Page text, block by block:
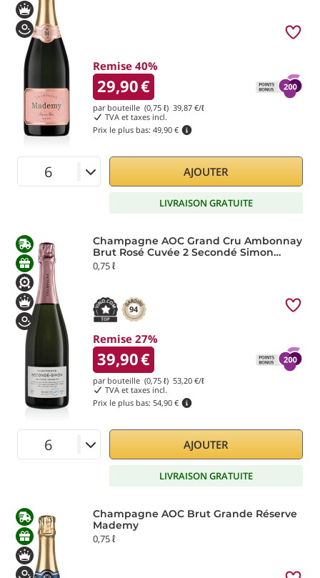
Remise 40%
29,90€
par bouteille (0,75 ℓ) 39,87 €/ℓ
TVA et taxes incl.
Prix le plus bas: 49,90 €
AJOUTER
LIVRAISON GRATUITE
Champagne AOC Grand Cru Ambonnay
Brut Rosé Cuvée 2 Secondé Simon
Laurier
0,75 ℓ
94
Remise 27%
39,90€
par bouteille (0,75 ℓ) 53,20 €/ℓ
TVA et taxes incl.
Prix le plus bas: 54,90 €
AJOUTER
LIVRAISON GRATUITE
Champagne AOC Brut Grande Réserve
Mademy
0,75 ℓ